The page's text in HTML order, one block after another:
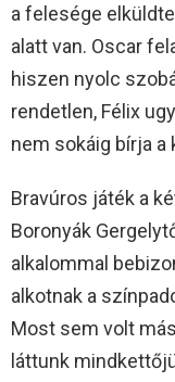
a felesége
alatt van. Oscar
hiszen nyolc
rendetlen, Félix
nem sokáig bírja
Bravúros játék a
Boronyák
alkalommal
alkotnak a
Most sem volt
láttunk